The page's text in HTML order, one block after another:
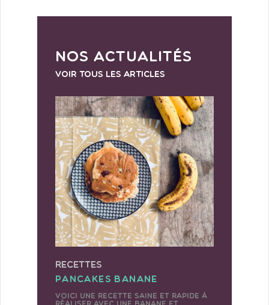
NOS ACTUALITÉS
Voir tous les articles
recettes
PANCAKES BANANE
Voici une recette saine et rapide à
réaliser avec une banane et